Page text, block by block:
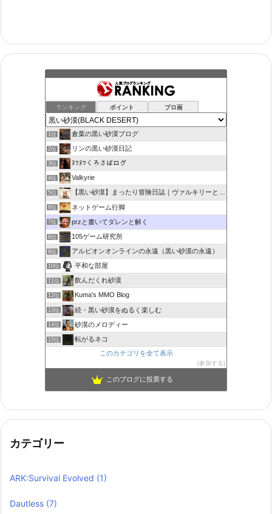
ランキング ポイント ブロ画
1位 倉葉の黒い砂漠ブログ
2位 リンの黒い砂漠日記
3位 ﾇﾜﾇﾜくろさばログ
4位 Valkyrie
5位 【黒い砂漠】まったり冒険日誌｜ヴァルキリーと闇の精霊の旅
6位 ネットゲーム行脚
7位 przと書いてダレンと解く
8位 105ゲーム研究所
9位 アルビオンオンラインの永遠（黒い砂漠の永遠）
10位 平和な部屋
11位 飲んだくれ砂漠
12位 Kuma's MMO Blog
13位 続・黒い砂漠をぬるく楽しむ
14位 砂漠のメロディー
15位
転がるネコ
このカテゴリを全て表示
参加する
このブログに投票する
カテゴリー
ARK:Survival Evolved (1)
Dautless (7)